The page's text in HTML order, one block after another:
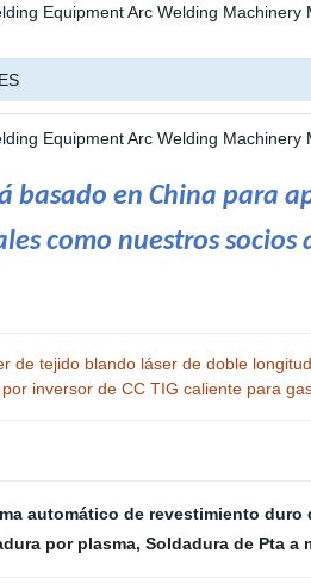
basado en China para
como nuestros
de tejido blando láser de doble
inversor de CC TIG caliente para
automático de revestimiento duro
por plasma, Soldadura de Pta a